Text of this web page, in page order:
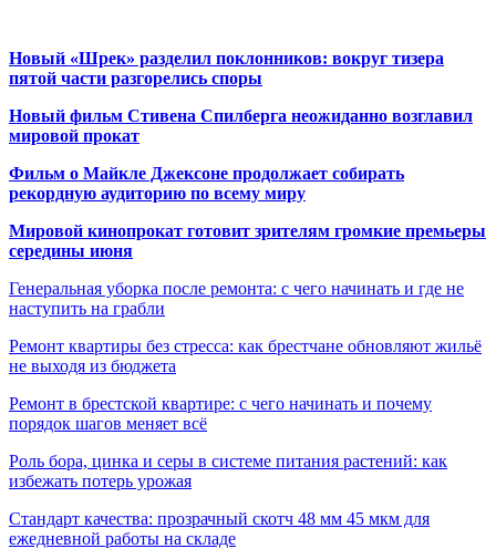
Новый «Шрек» разделил поклонников: вокруг тизера
пятой части разгорелись споры
Новый фильм Стивена Спилберга неожиданно возглавил
мировой прокат
Фильм о Майкле Джексоне продолжает собирать
рекордную аудиторию по всему миру
Мировой кинопрокат готовит зрителям громкие премьеры
середины июня
Генеральная уборка после ремонта: с чего начинать и где не
наступить на грабли
Ремонт квартиры без стресса: как брестчане обновляют жильё
не выходя из бюджета
Ремонт в брестской квартире: с чего начинать и почему
порядок шагов меняет всё
Роль бора, цинка и серы в системе питания растений: как
избежать потерь урожая
Стандарт качества: прозрачный скотч 48 мм 45 мкм для
ежедневной работы на складе